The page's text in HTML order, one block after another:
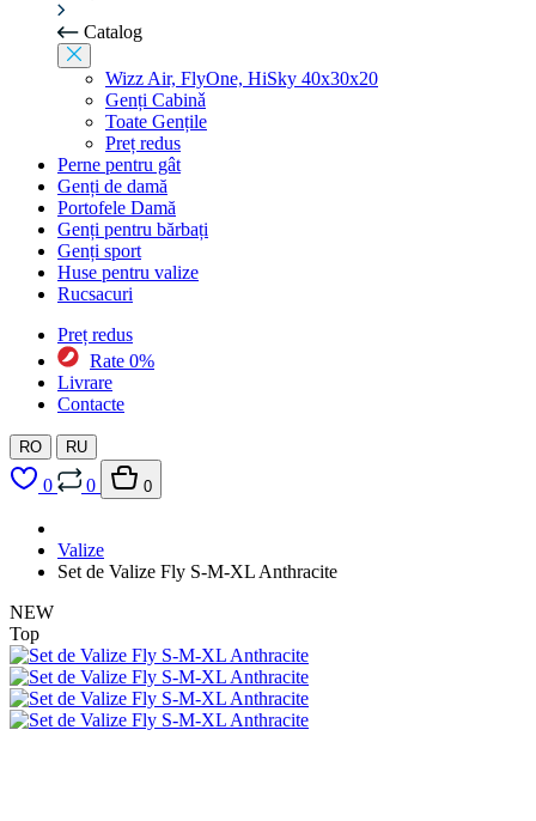
Catalog
Wizz Air, FlyOne, HiSky 40x30x20
Genți Cabinǎ
Toate Gențile
Preț redus
Perne pentru gât
Genți de damă
Portofele Damă
Genți pentru bărbați
Genți sport
Huse pentru valize
Rucsacuri
Preț redus
Rate 0%
Livrare
Contacte
RO RU
0 0 0
Valize
Set de Valize Fly S-M-XL Anthracite
NEW
Top